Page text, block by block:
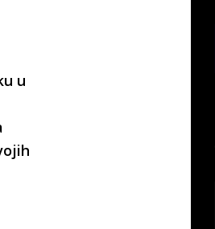
u